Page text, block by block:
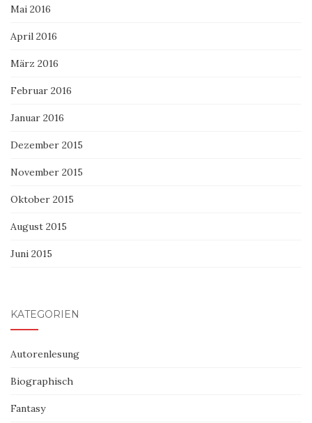
Mai 2016
April 2016
März 2016
Februar 2016
Januar 2016
Dezember 2015
November 2015
Oktober 2015
August 2015
Juni 2015
KATEGORIEN
Autorenlesung
Biographisch
Fantasy